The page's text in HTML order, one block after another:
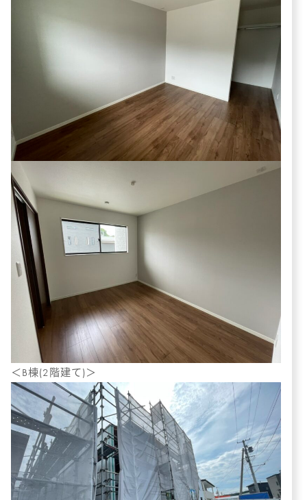
＜B棟(2階建て)＞